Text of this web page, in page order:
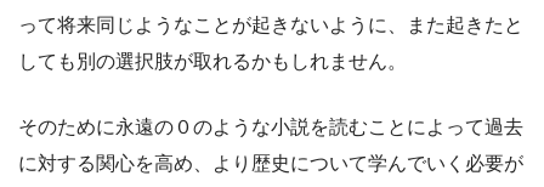
って将来同じようなことが起きないように、また起きたと
しても別の選択肢が取れるかもしれません。
そのために永遠の０のような小説を読むことによって過去
に対する関心を高め、より歴史について学んでいく必要が